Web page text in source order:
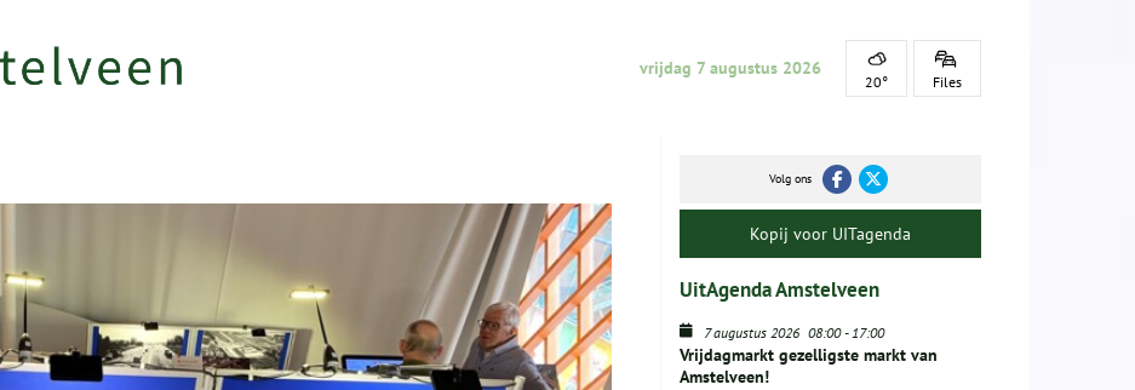
vrijdag 7 augustus 2026
20° Files
Volg ons
Kopij voor UITagenda
UitAgenda Amstelveen
7 augustus 2026 08:00-17:00
Vrijdagmarkt gezelligste markt van
Amstelveen!